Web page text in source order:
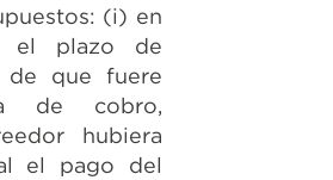
(i) en
el plazo de
que fuere
de cobro,
hubiera
el pago del